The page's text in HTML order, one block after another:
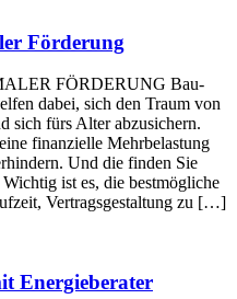
Förderung
FÖRDERUNG Bau-
dabei, sich den Traum von
sich fürs Alter abzusichern.
finanzielle Mehrbelastung
Und die finden Sie
ist es, die bestmögliche
Vertragsgestaltung zu […]
Energieberater